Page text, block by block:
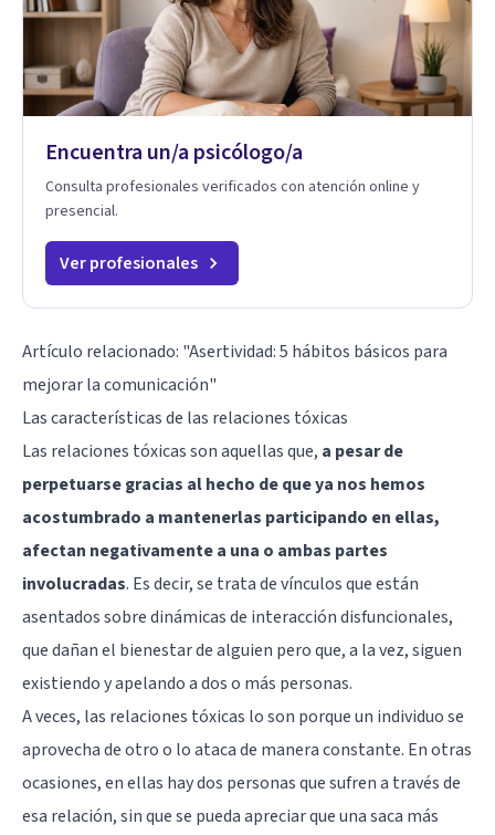
Encuentra un/a psicólogo/a
Consulta profesionales verificados con atención online y
presencial.
Ver profesionales
Artículo relacionado: "Asertividad: 5 hábitos básicos para
mejorar la comunicación"
Las características de las relaciones tóxicas
Las relaciones tóxicas son aquellas que, a pesar de
perpetuarse gracias al hecho de que ya nos hemos
acostumbrado a mantenerlas participando en ellas,
afectan negativamente a una o ambas partes
involucradas. Es decir, se trata de vínculos que están
asentados sobre dinámicas de interacción disfuncionales,
que dañan el bienestar de alguien pero que, a la vez, siguen
existiendo y apelando a dos o más personas.
A veces, las relaciones tóxicas lo son porque un individuo se
aprovecha de otro o lo ataca de manera constante. En otras
ocasiones, en ellas hay dos personas que sufren a través de
esa relación, sin que se pueda apreciar que una saca más